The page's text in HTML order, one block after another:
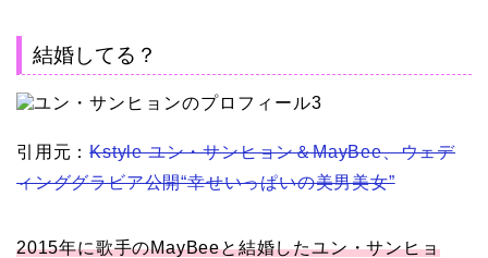
結婚してる？
引用元：Kstyle ユン・サンヒョン＆MayBee、ウェデ
ィンググラビア公開“幸せいっぱいの美男美女”
2015年に歌手のMayBeeと結婚したユン・サンヒョ